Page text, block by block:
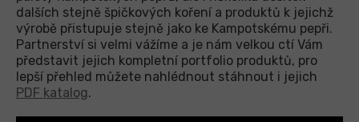
dalších stejně špičkových koření a produktů k jejichž
výrobě přistupuje stejně jako ke Kampotskému pepři.
Partnerství si velmi vážíme a je nám velkou ctí Vám
představit jejich kompletní portfolio produktů, pro
lepší přehled můžete nahlédnout stáhnout i jejich
PDF katalog.